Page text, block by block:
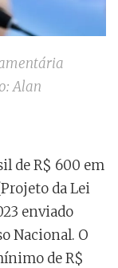
Alan
de R$ 600 em
da Lei
enviado
Nacional. O
de R$